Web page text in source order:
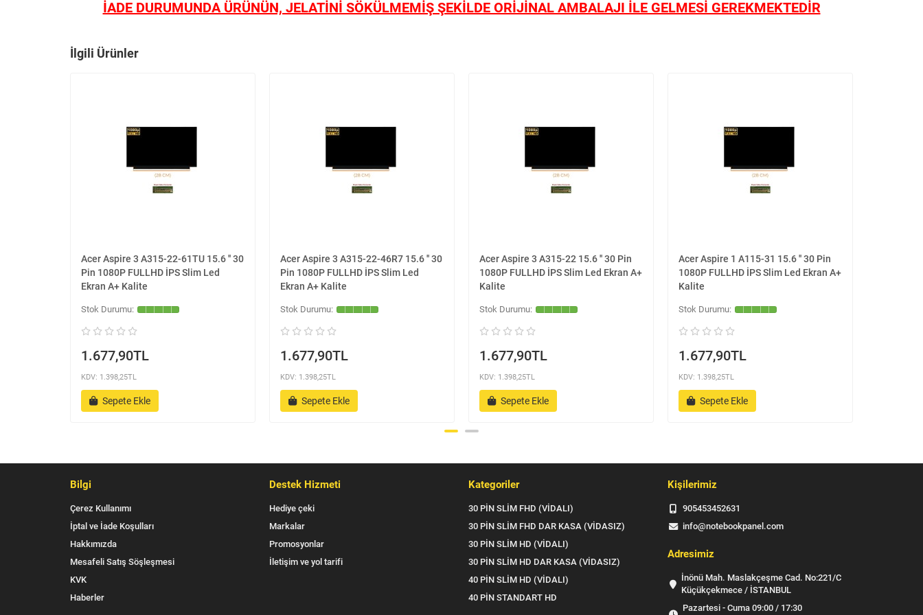
İADE DURUMUNDA ÜRÜNÜN, JELATİNİ SÖKÜLMEMİŞ ŞEKİLDE ORİJİNAL AMBALAJI İLE GELMESİ GEREKMEKTEDİR
İlgili Ürünler
Acer Aspire 3 A315-22-61TU 15.6 '' 30
Pin 1080P FULLHD İPS Slim Led
Ekran A+ Kalite
1.677,90TL
KDV: 1.398,25TL
Sepete Ekle
Acer Aspire 3 A315-22-46R7 15.6 '' 30
Pin 1080P FULLHD İPS Slim Led
Ekran A+ Kalite
1.677,90TL
KDV: 1.398,25TL
Sepete Ekle
Acer Aspire 3 A315-22 15.6 '' 30 Pin
1080P FULLHD İPS Slim Led Ekran A+
Kalite
1.677,90TL
KDV: 1.398,25TL
Sepete Ekle
Acer Aspire 1 A115-31 15.6 '' 30 Pin
1080P FULLHD İPS Slim Led Ekran A+
Kalite
1.677,90TL
KDV: 1.398,25TL
Sepete Ekle
Bilgi
Çerez Kullanımı
İptal ve İade Koşulları
Hakkımızda
Mesafeli Satış Söşleşmesi
KVK
Haberler
Destek Hizmeti
Hediye çeki
Markalar
Promosyonlar
İletişim ve yol tarifi
Kategoriler
30 PİN SLİM FHD (VİDALI)
30 PİN SLİM FHD DAR KASA (VİDASIZ)
30 PİN SLİM HD (VİDALI)
30 PİN SLİM HD DAR KASA (VİDASIZ)
40 PİN SLİM HD (VİDALI)
40 PİN STANDART HD
Kişilerimiz
905453452631
info@notebookpanel.com
Adresimiz
İnönü Mah. Maslakçeşme Cad. No:221/C
Küçükçekmece / İSTANBUL
Pazartesi - Cuma 09:00 / 17:30